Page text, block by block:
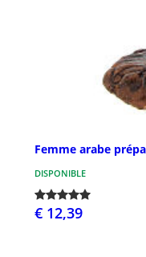
Femme arabe
DISPONIBLE
€ 12,39